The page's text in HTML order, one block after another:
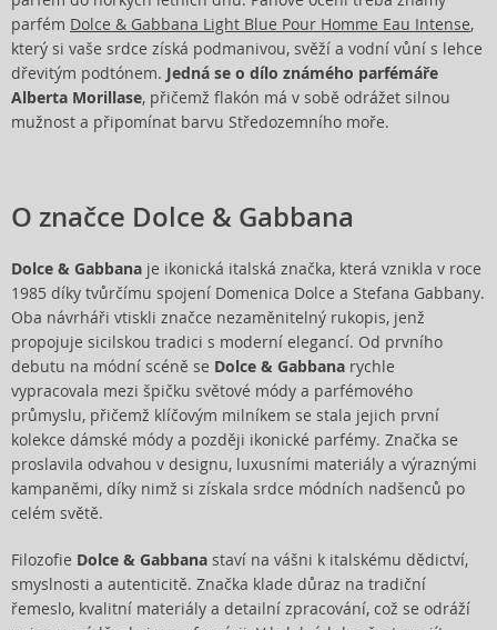
parfém Dolce & Gabbana Light Blue Pour Homme Eau Intense,
který si vaše srdce získá podmanivou, svěží a vodní vůní s lehce
dřevitým podtónem. Jedná se o dílo známého parfémáře
Alberta Morillase, přičemž flakón má v sobě odrážet silnou
mužnost a připomínat barvu Středozemního moře.
O značce Dolce & Gabbana
Dolce & Gabbana je ikonická italská značka, která vznikla v roce
1985 díky tvůrčímu spojení Domenica Dolce a Stefana Gabbany.
Oba návrháři vtiskli značce nezaměnitelný rukopis, jenž
propojuje sicilskou tradici s moderní elegancí. Od prvního
debutu na módní scéně se Dolce & Gabbana rychle
vypracovala mezi špičku světové módy a parfémového
průmyslu, přičemž klíčovým milníkem se stala jejich první
kolekce dámské módy a později ikonické parfémy. Značka se
proslavila odvahou v designu, luxusními materiály a výraznými
kampaněmi, díky nimž si získala srdce módních nadšenců po
celém světě.
Filozofie Dolce & Gabbana staví na vášni k italskému dědictví,
smyslnosti a autenticitě. Značka klade důraz na tradiční
řemeslo, kvalitní materiály a detailní zpracování, což se odráží